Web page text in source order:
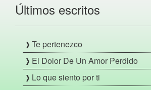
Últimos escritos
Te pertenezco
El Dolor De Un Amor Perdido
Lo que siento por ti